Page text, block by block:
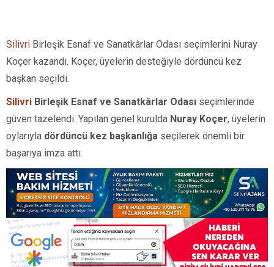
Silivri Birleşik Esnaf ve Sanatkârlar Odası seçimlerini Nuray
Koçer kazandı. Koçer, üyelerin desteğiyle dördüncü kez
başkan seçildi.
Silivri Birleşik Esnaf ve Sanatkârlar Odası seçimlerinde
güven tazelendi. Yapılan genel kurulda Nuray Koçer, üyelerin
oylarıyla dördüncü kez başkanlığa seçilerek önemli bir
başarıya imza attı.